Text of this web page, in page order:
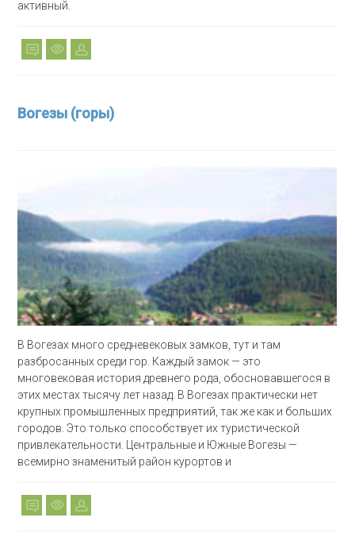
активный.
Вогезы (горы)
В Вогезах много средневековых замков, тут и там
разбросанных среди гор. Каждый замок — это
многовековая история древнего рода, обосновавшегося в
этих местах тысячу лет назад. В Вогезах практически нет
крупных промышленных предприятий, так же как и больших
городов. Это только способствует их туристической
привлекательности. Центральные и Южные Вогезы —
всемирно знаменитый район курортов и